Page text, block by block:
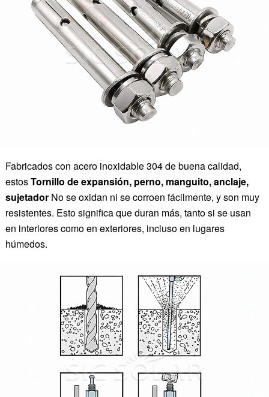
Fabricados con acero inoxidable 304 de buena calidad,
estosTornillo de expansión, perno, manguito, anclaje,
sujetador No se oxidan ni se corroen fácilmente, y son muy
resistentes. Esto significa que duran más, tanto si se usan
en interiores como en exteriores, incluso en lugares
húmedos.